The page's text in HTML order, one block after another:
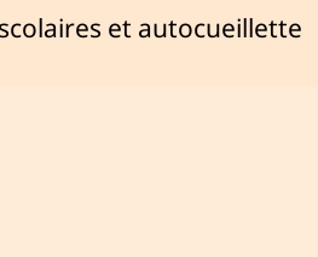
et autocueillette